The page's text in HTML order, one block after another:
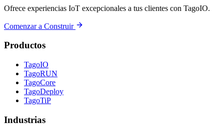
Ofrece experiencias IoT excepcionales a tus clientes con TagoIO.
Comenzar a Construir
Productos
TagoIO
TagoRUN
TagoCore
TagoDeploy
TagoTiP
Industrias